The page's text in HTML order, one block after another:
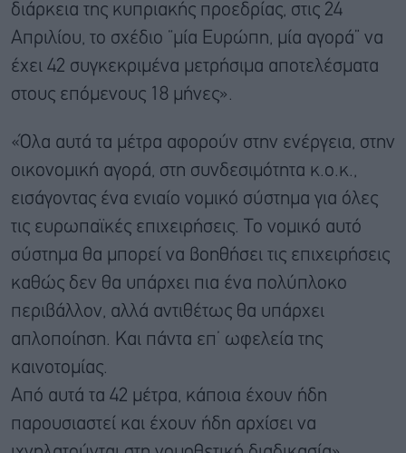
διάρκεια της κυπριακής προεδρίας, στις 24
Απριλίου, το σχέδιο “μία Ευρώπη, μία αγορά” να
έχει 42 συγκεκριμένα μετρήσιμα αποτελέσματα
στους επόμενους 18 μήνες».
«Όλα αυτά τα μέτρα αφορούν στην ενέργεια, στην
οικονομική αγορά, στη συνδεσιμότητα κ.ο.κ.,
εισάγοντας ένα ενιαίο νομικό σύστημα για όλες
τις ευρωπαϊκές επιχειρήσεις. Το νομικό αυτό
σύστημα θα μπορεί να βοηθήσει τις επιχειρήσεις
καθώς δεν θα υπάρχει πια ένα πολύπλοκο
περιβάλλον, αλλά αντιθέτως θα υπάρχει
απλοποίηση. Και πάντα επ’ ωφελεία της
καινοτομίας.
Από αυτά τα 42 μέτρα, κάποια έχουν ήδη
παρουσιαστεί και έχουν ήδη αρχίσει να